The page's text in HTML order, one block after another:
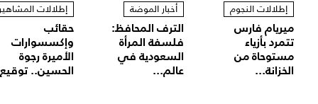
إطلالات النجوم
ميريام فارس
تتمرد بأزياء
مستوحاة من
الخزانة...
أخبار الموضة
الترف المحافظ:
فلسفة المرأة
السعودية في
عالم...
إطلالات
حقائب
وإكسسوارات
الأميرة رجوة
الحسين..